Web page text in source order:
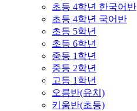
초등 4학년 한국어반
초등 4학년 국어반
초등 5학년
초등 6학년
중등 1학년
중등 2학년
고등 1학년
오름반(유치)
키움반(초등)